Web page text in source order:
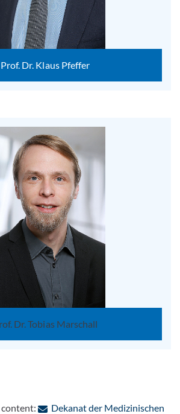
Prof. Dr. Klaus Pfeffer
Dr. Tobias Marschall
content:
Dekanat der Medizinischen